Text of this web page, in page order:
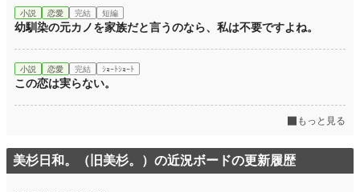
小説 恋愛 完結 短編
幼馴染の元カノを家族だと言うのなら、私は不要ですよね。
小説 恋愛 完結 ｼｮｰﾄｼｮｰﾄ
この恋は実らない。
もっと見る
美杉日和。（旧美杉。）の近況ボードの更新履歴